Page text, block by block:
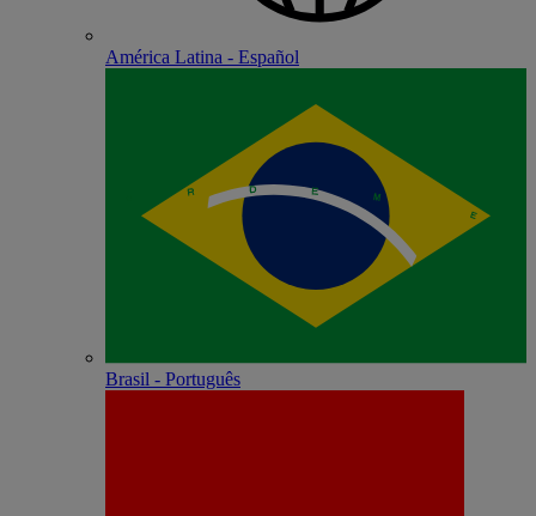
América Latina - Español
Brasil - Português